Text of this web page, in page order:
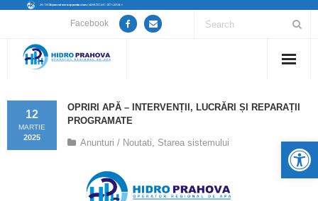
Facebook
Despre noi
OPRIRI APĂ – INTERVENȚII, LUCRĂRI ȘI REPARAȚII
PROGRAMATE
12
MARTIE
2025 Anunturi / Noutati, Starea sistemului